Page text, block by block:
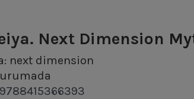
Next Dimension
next dimension
9788415366393